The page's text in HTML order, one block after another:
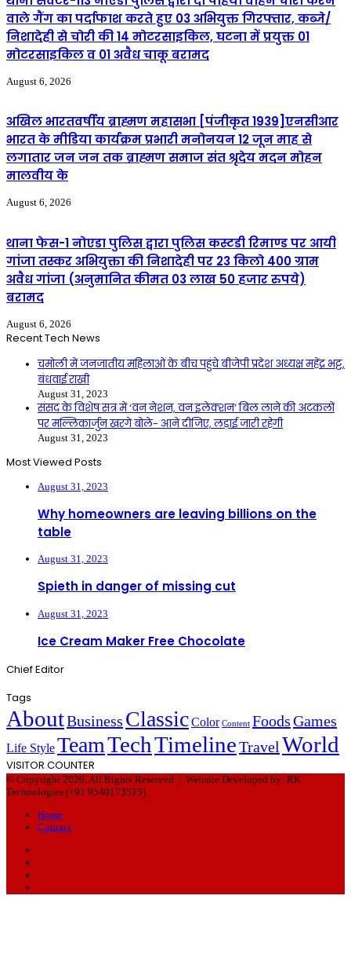
वाले गैंग का पर्दाफाश करते हुए 03 अभियुक्त गिरफ्तार, कब्जे/
निशादेही से चोरी की 14 मोटरसाइकिल, घटना में प्रयुक्त 01
मोटरसाइकिल व 01 अवैध चाकू बरामद
August 6, 2026
अखिल भारतवर्षीय ब्राह्मण महासभा [पंजीकृत 1939]एनसीआर
भारत के मीडिया कार्यक्रम प्रभारी मनोनयन 12 जून माह से
लगातार जन जन तक ब्राह्मण समाज संत श्रृदेय मदन मोहन
मालवीय के
August 6, 2026
थाना फेस-1 नोएडा पुलिस द्वारा पुलिस कस्टडी रिमाण्ड पर आयी
गांजा तस्कर अभियुक्ता की निशादेही पर 23 किलो 400 ग्राम
अवैध गांजा (अनुमानित कीमत 03 लाख 50 हजार रुपये)
बरामद
August 6, 2026
Recent Tech News
चमोली में जनजातीय महिलाओं के बीच पहुंचे बीजेपी प्रदेश अध्यक्ष महेंद्र भट्ट,
बंधवाई राखी
August 31, 2023
संसद के विशेष सत्र में ‘वन नेशन, वन इलेक्शन’ बिल लाने की अटकलों
पर मल्लिकार्जुन खरगे बोले- आने दीजिए, लड़ाई जारी रहेगी
August 31, 2023
Most Viewed Posts
August 31, 2023
Why homeowners are leaving billions on the
table
August 31, 2023
Spieth in danger of missing cut
August 31, 2023
Ice Cream Maker Free Chocolate
Chief Editor
Tags
AboutBusiness ClassicColor Content FoodsGames
Life StyleTeamTechTimelineTravel World
VISITOR COUNTER
© Copyright 2026, All Rights Reserved | Website Developed by: RK
Technologies (+91 9540173525)
Home
Contact